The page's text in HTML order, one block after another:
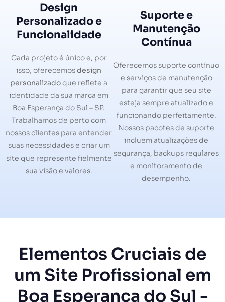
Design
Personalizado e
Funcionalidade
Cada projeto é único e, por
isso, oferecemosdesign
personalizadoque reflete a
identidade da sua marca em
Boa Esperança do Sul – SP.
Trabalhamos de perto com
nossos clientes para entender
suas necessidades e criar um
site que represente fielmente
sua visão e valores.
Suporte e
Manutenção
Contínua
Oferecemos suporte contínuo
e serviços de manutenção
para garantir que seu site
esteja sempre atualizado e
funcionando perfeitamente.
Nossos pacotes de suporte
incluem atualizações de
segurança, backups regulares
e monitoramento de
desempenho.
Elementos Cruciais de
um Site Profissional em
Boa Esperança do Sul -